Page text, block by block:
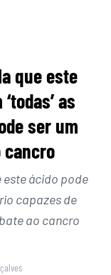
que este
as
ser um
cancro
este ácido pode
capazes de
ao cancro